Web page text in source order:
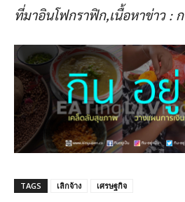
ที่มาอินโฟกราฟิก,เนื้อหาข่าว :
TAGS เลิกจ้าง เศรษฐกิจ